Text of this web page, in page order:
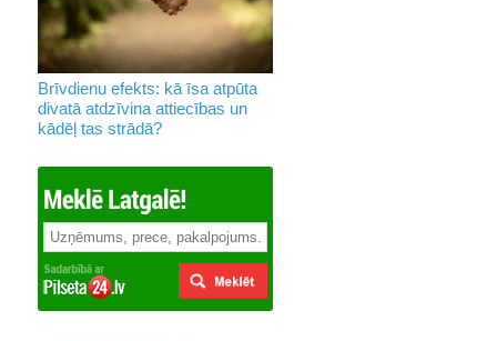
Brīvdienu efekts: kā īsa atpūta
divatā atdzīvina attiecības un
kādēļ tas strādā?